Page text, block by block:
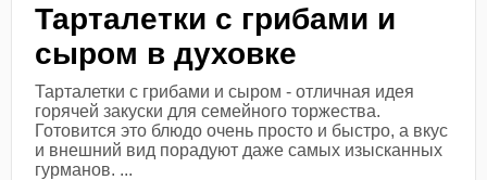
Тарталетки с грибами и
сыром в духовке
Тарталетки с грибами и сыром - отличная идея
горячей закуски для семейного торжества.
Готовится это блюдо очень просто и быстро, а вкус
и внешний вид порадуют даже самых изысканных
гурманов. ...